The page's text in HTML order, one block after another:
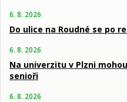
6. 8. 2026
Do ulice na Roudné se po
6. 8. 2026
Na univerzitu v Plzni
senioři
6. 8. 2026